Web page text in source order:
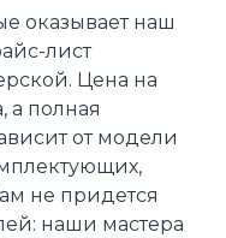
оказывает наш
лист
Цена на
а полная
от модели
не придется
наши мастера